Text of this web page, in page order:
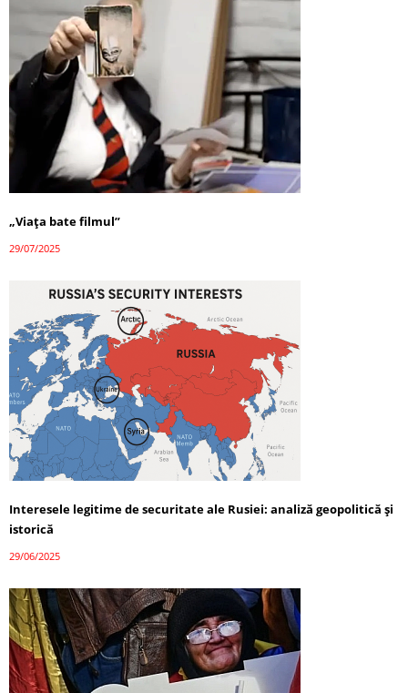
„Viața bate filmul”
29/07/2025
Interesele legitime de securitate ale Rusiei: analiză geopolitică și
istorică
29/06/2025